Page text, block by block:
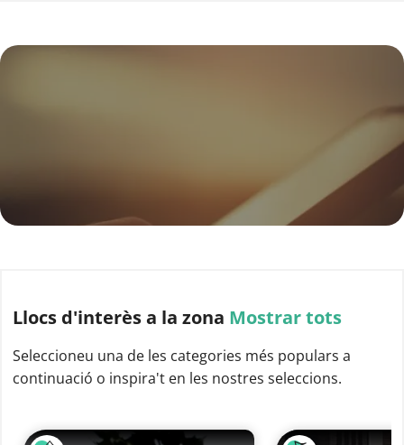
Llocs d'interèsa la zona Mostrar tots
Seleccioneu una de les categories més populars a
continuació o inspira't en les nostres seleccions.